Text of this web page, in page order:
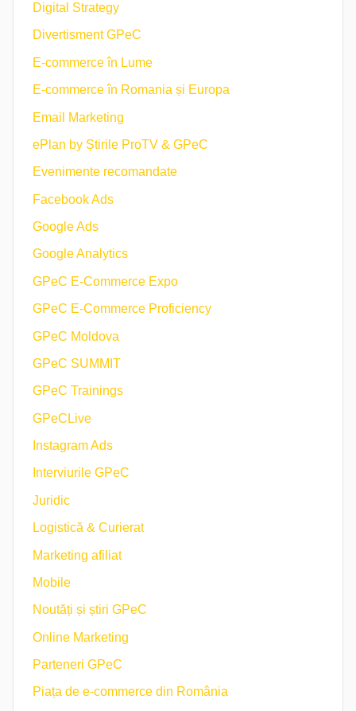
Digital Strategy
Divertisment GPeC
E-commerce în Lume
E-commerce în Romania și Europa
Email Marketing
ePlan by Știrile ProTV & GPeC
Evenimente recomandate
Facebook Ads
Google Ads
Google Analytics
GPeC E-Commerce Expo
GPeC E-Commerce Proficiency
GPeC Moldova
GPeC SUMMIT
GPeC Trainings
GPeCLive
Instagram Ads
Interviurile GPeC
Juridic
Logistică & Curierat
Marketing afiliat
Mobile
Noutăți și știri GPeC
Online Marketing
Parteneri GPeC
Piața de e-commerce din România